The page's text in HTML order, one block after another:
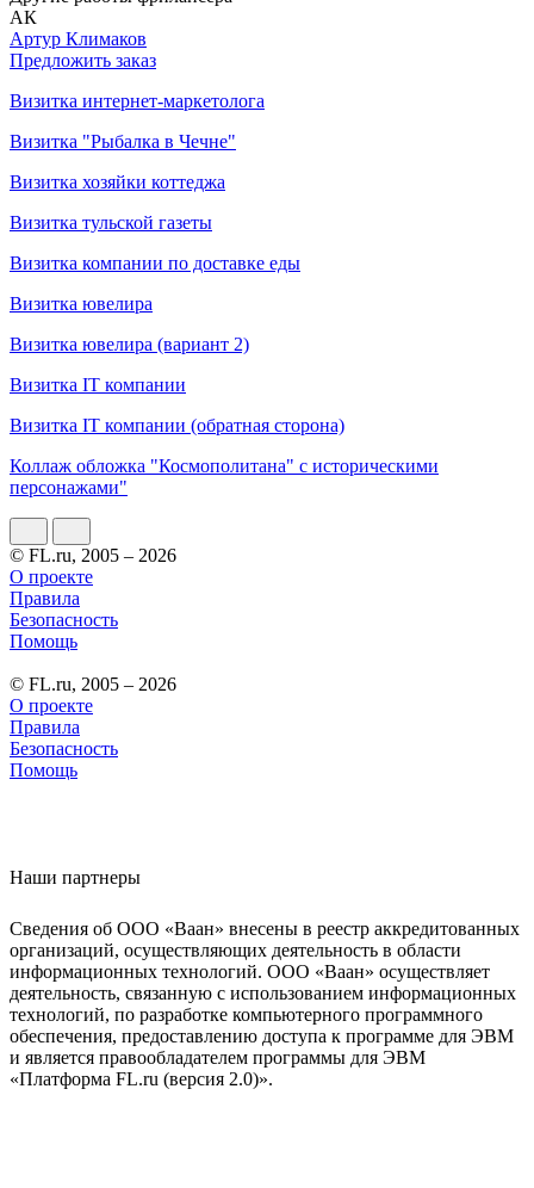
АК
Артур Климаков
Предложить заказ
Визитка интернет-маркетолога
Визитка "Рыбалка в Чечне"
Визитка хозяйки коттеджа
Визитка тульской газеты
Визитка компании по доставке еды
Визитка ювелира
Визитка ювелира (вариант 2)
Визитка IT компании
Визитка IT компании (обратная сторона)
Коллаж обложка "Космополитана" с историческими
персонажами"
© FL.ru, 2005 – 2026
О проекте
Правила
Безопасность
Помощь
© FL.ru, 2005 – 2026
О проекте
Правила
Безопасность
Помощь
Наши партнеры
Сведения об ООО «Ваан» внесены в реестр аккредитованных
организаций, осуществляющих деятельность в области
информационных технологий. ООО «Ваан» осуществляет
деятельность, связанную с использованием информационных
технологий, по разработке компьютерного программного
обеспечения, предоставлению доступа к программе для ЭВМ
и является правообладателем программы для ЭВМ
«Платформа FL.ru (версия 2.0)».